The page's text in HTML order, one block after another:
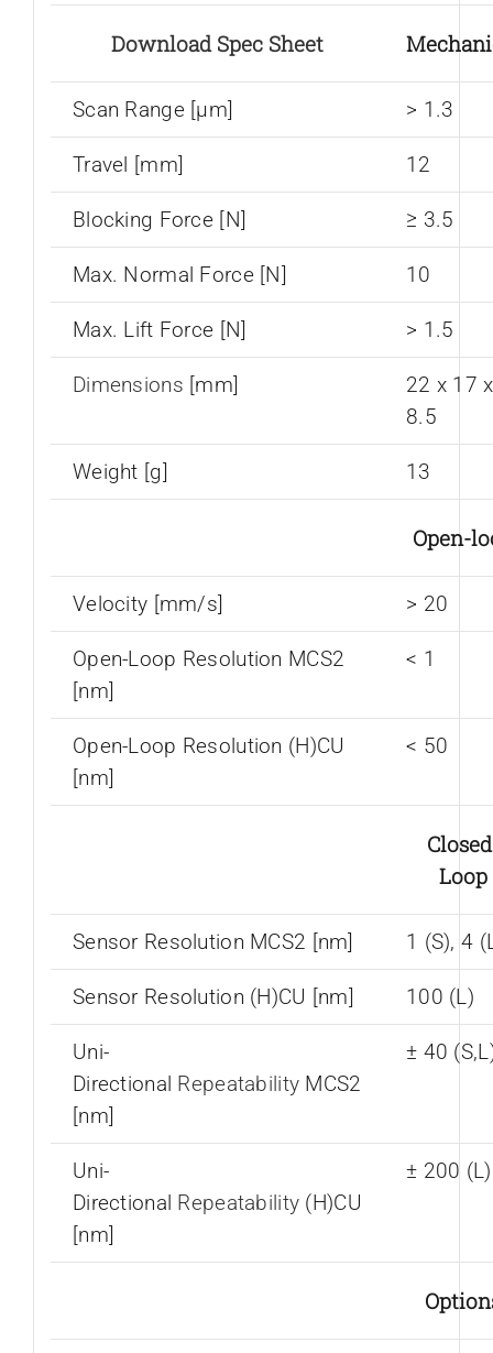
Download Spec Sheet
Scan Range [µm] > 1.3
Travel [mm] 12
Blocking Force [N] ≥ 3.5
Max. Normal Force [N] 10
Max. Lift Force [N] > 1.5
Dimensions [mm]
22 x 17 x
8.5
Weight [g] 13
Open-
Velocity [mm/s] > 20
Open-Loop Resolution MCS2
[nm]
< 1
Open-Loop Resolution (H)CU
[nm]
< 50
Loop
Sensor Resolution MCS2 [nm] 1 (S), 4
Sensor Resolution (H)CU [nm] 100 (L)
Uni-
Directional Repeatability MCS2
[nm]
± 40
Uni-
Directional Repeatability (H)CU
[nm]
± 200